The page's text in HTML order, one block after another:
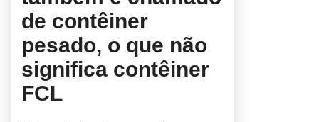
de contêiner
pesado, o que não
significa contêiner
FCL